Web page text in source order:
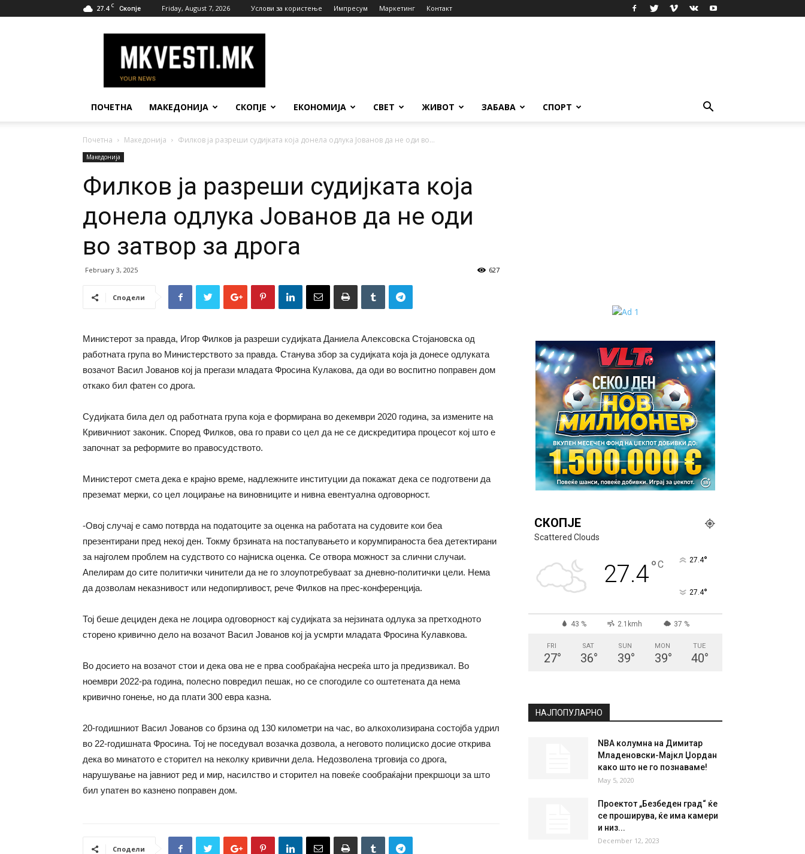
27.4 C Скопје Friday, August 7, 2026 Услови за користење Импресум Маркетинг Контакт
Вести
ПОЧЕТНА МАКЕДОНИЈА СКОПЈЕ ЕКОНОМИЈА СВЕТ ЖИВОТ ЗАБАВА СПОРТ
Почетна Македонија Филков ја разреши судијката која донела одлука Јованов да не оди во...
Македонија
Филков ја разреши судијката која
донела одлука Јованов да не оди
во затвор за дрога
February 3, 2025 627
Сподели
Министерот за правда, Игор Филков ја разреши судијката Даниела Алексовска Стојановска од
работната група во Министерството за правда. Станува збор за судијката која ја донесе одлуката
возачот Васил Јованов кој ја прегази младата Фросина Кулакова, да оди во воспитно поправен дом
откако бил фатен со дрога.
Судијката била дел од работната група која е формирана во декември 2020 година, за измените на
Кривичниот законик. Според Филков, ова го прави со цел да не се дискредитира процесот кој што е
започнат за реформите во правосудството.
Министерот смета дека е крајно време, надлежните институции да покажат дека се подготвени да
преземат мерки, со цел лоцирање на виновниците и нивна евентуална одговорност.
-Овој случај е само потврда на податоците за оценка на работата на судовите кои беа
презентирани пред некој ден. Токму брзината на постапувањето и корумпираноста беа детектирани
за најголем проблем на судството со најниска оценка. Се отвора можност за слични случаи.
Апелирам до сите политички чинители да не го злоупотребуваат за дневно-политички цели. Нема
да дозволам неказнивост или недопирливост, рече Филков на прес-конференција.
Тој беше дециден дека не лоцира одговорност кај судијката за нејзината одлука за претходното
сторено кривично дело на возачот Васил Јованов кој ја усмрти младата Фросина Кулавкова.
Во досието на возачот стои и дека ова не е прва сообраќајна несреќа што ја предизвикал. Во
ноември 2022-ра година, полесно повредил пешак, но се спогодиле со оштетената да нема
кривично гонење, но да плати 300 евра казна.
20-годишниот Васил Јованов со брзина од 130 километри на час, во алкохолизирана состојба удрил
во 22-годишната Фросина. Тој не поседувал возачка дозвола, а неговото полициско досие открива
дека во минатото е сторител на неколку кривични дела. Недозволена трговија со дрога,
нарушување на јавниот ред и мир, насилство и сторител на повеќе сообраќајни прекршоци за што
бил упатен во казнено поправен дом.
Сподели
СКОПЈЕ
Scattered Clouds
27.4°C 27.4°
27.4°
43 % 2.1kmh 37 %
FRI
27°
SAT
36°
SUN
39°
MON
39°
TUE
40°
НАЈПОПУЛАРНО
NBA колумна на Димитар
Младеновски-Мајкл Џордан
како што не го познаваме!
May 5, 2020
Проектот „Безбеден град“ ќе
се проширува, ќе има камери
и низ...
December 12, 2023